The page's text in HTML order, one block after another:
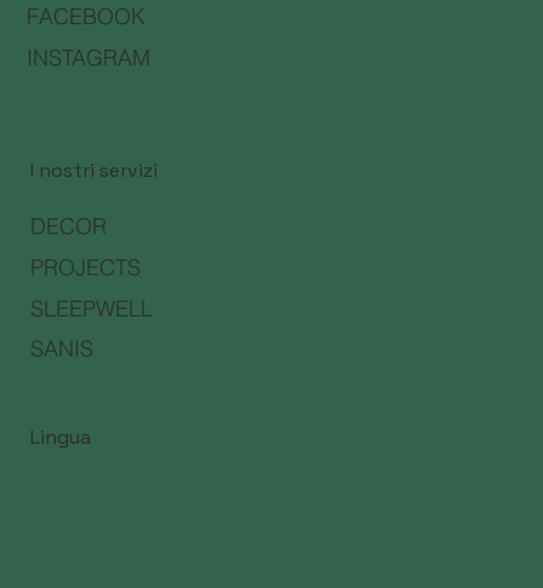
I nostri servizi
DECOR
PROJECTS
SLEEPWELL
SANIS
FACEBOOK
INSTAGRAM
Lingua